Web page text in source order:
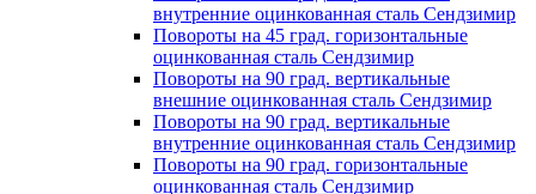
внутренние оцинкованная сталь Сендзимир
Повороты на 45 град. горизонтальные
оцинкованная сталь Сендзимир
Повороты на 90 град. вертикальные
внешние оцинкованная сталь Сендзимир
Повороты на 90 град. вертикальные
внутренние оцинкованная сталь Сендзимир
Повороты на 90 град. горизонтальные
оцинкованная сталь Сендзимир